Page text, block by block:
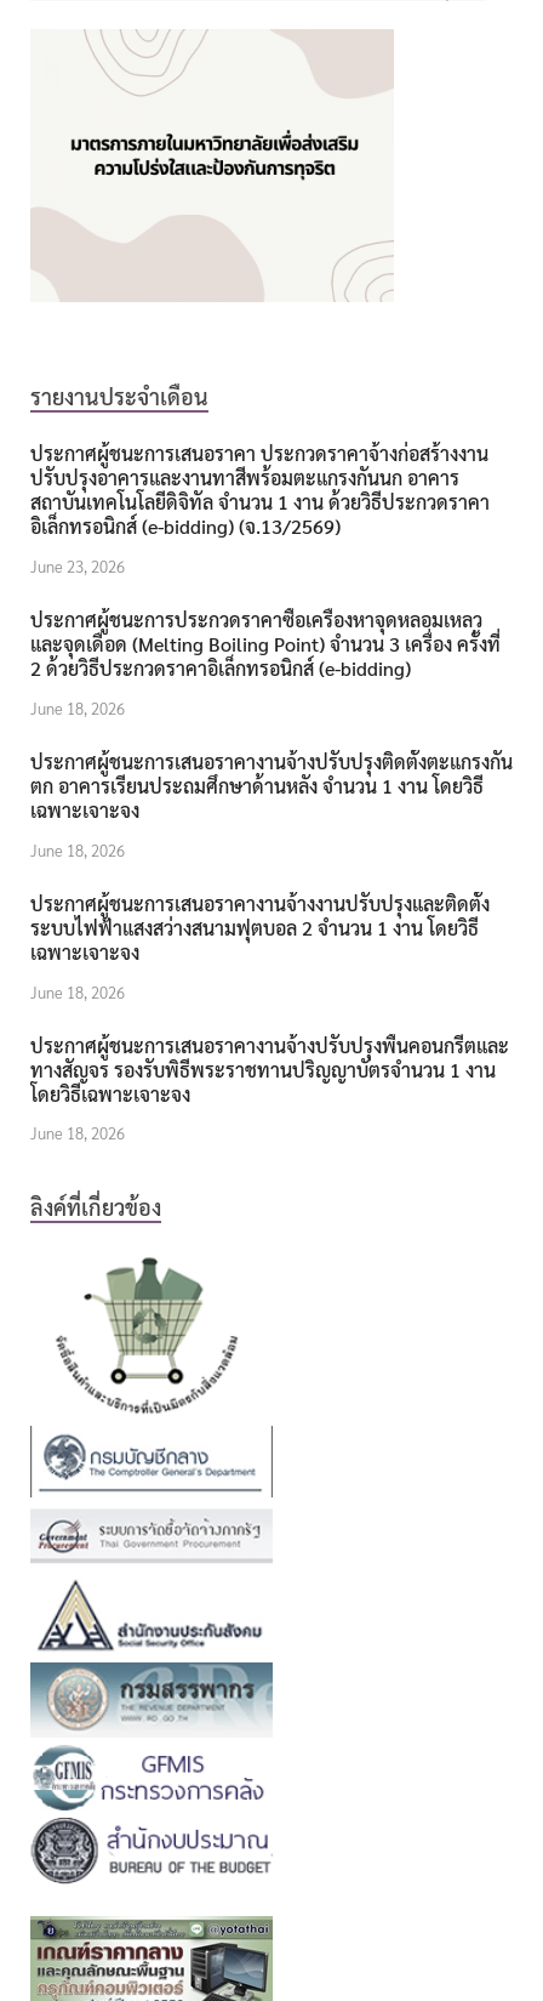
รายงานประจำเดือน
ประกาศผู้ชนะการเสนอราคา ประกวดราคาจ้างก่อสร้างงาน
ปรับปรุงอาคารและงานทาสีพร้อมตะแกรงกันนก อาคาร
สถาบันเทคโนโลยีดิจิทัล จำนวน 1 งาน ด้วยวิธีประกวดราคา
อิเล็กทรอนิกส์ (e-bidding) (จ.13/2569)
June 23, 2026
ประกาศผู้ชนะการประกวดราคาซื้อเครื่องหาจุดหลอมเหลว
และจุดเดือด (Melting Boiling Point) จำนวน 3 เครื่อง ครั้งที่
2 ด้วยวิธีประกวดราคาอิเล็กทรอนิกส์ (e-bidding)
June 18, 2026
ประกาศผู้ชนะการเสนอราคางานจ้างปรับปรุงติดตั้งตะแกรงกัน
ตก อาคารเรียนประถมศึกษาด้านหลัง จำนวน 1 งาน โดยวิธี
เฉพาะเจาะจง
June 18, 2026
ประกาศผู้ชนะการเสนอราคางานจ้างงานปรับปรุงและติดตั้ง
ระบบไฟฟ้าแสงสว่างสนามฟุตบอล 2 จำนวน 1 งาน โดยวิธี
เฉพาะเจาะจง
June 18, 2026
ประกาศผู้ชนะการเสนอราคางานจ้างปรับปรุงพื้นคอนกรีตและ
ทางสัญจร รองรับพิธีพระราชทานปริญญาบัตรจำนวน 1 งาน
โดยวิธีเฉพาะเจาะจง
June 18, 2026
ลิงค์ที่เกี่ยวข้อง